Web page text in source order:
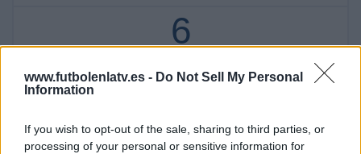
www.futbolenlatv.es - Do Not Sell My Personal
Information
If you wish to opt-out of the sale, sharing to third parties, or
processing of your personal or sensitive information for
6
0 partidos en abierto
100%